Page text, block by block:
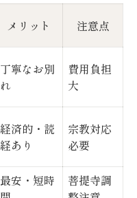
メリット 注意点
丁寧なお別
れ
費用負担
大
経済的・読
経あり
宗教対応
必要
最安・短時
菩提寺調